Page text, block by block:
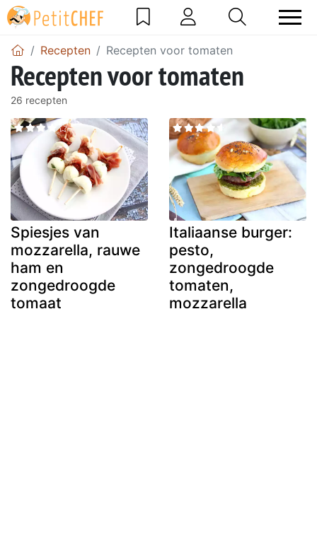
Recepten Recepten voor tomaten
Recepten voor tomaten
26 recepten
Spiesjes van
mozzarella, rauwe
ham en
zongedroogde
tomaat
Italiaanse burger:
pesto,
zongedroogde
tomaten,
mozzarella